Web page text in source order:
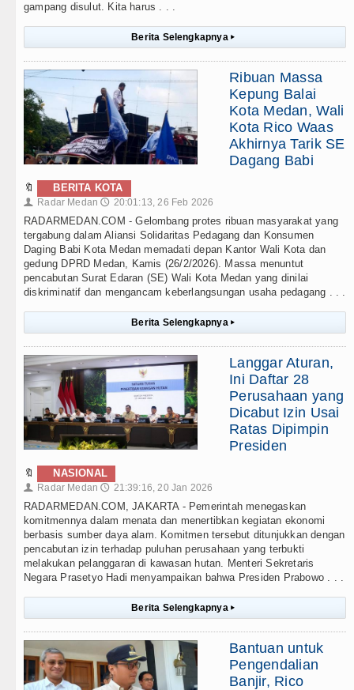
gampang disulut. Kita harus . . .
Berita Selengkapnya ▸
Ribuan Massa
Kepung Balai
Kota Medan, Wali
Kota Rico Waas
Akhirnya Tarik SE
Dagang Babi
🔖 BERITA KOTA
👤 Radar Medan 🕔 20:01:13, 26 Feb 2026
RADARMEDAN.COM - Gelombang protes ribuan masyarakat yang
tergabung dalam Aliansi Solidaritas Pedagang dan Konsumen
Daging Babi Kota Medan memadati depan Kantor Wali Kota dan
gedung DPRD Medan, Kamis (26/2/2026). Massa menuntut
pencabutan Surat Edaran (SE) Wali Kota Medan yang dinilai
diskriminatif dan mengancam keberlangsungan usaha pedagang . . .
Berita Selengkapnya ▸
Langgar Aturan,
Ini Daftar 28
Perusahaan yang
Dicabut Izin Usai
Ratas Dipimpin
Presiden
🔖 NASIONAL
👤 Radar Medan 🕔 21:39:16, 20 Jan 2026
RADARMEDAN.COM, JAKARTA - Pemerintah menegaskan
komitmennya dalam menata dan menertibkan kegiatan ekonomi
berbasis sumber daya alam. Komitmen tersebut ditunjukkan dengan
pencabutan izin terhadap puluhan perusahaan yang terbukti
melakukan pelanggaran di kawasan hutan. Menteri Sekretaris
Negara Prasetyo Hadi menyampaikan bahwa Presiden Prabowo . . .
Berita Selengkapnya ▸
Bantuan untuk
Pengendalian
Banjir, Rico